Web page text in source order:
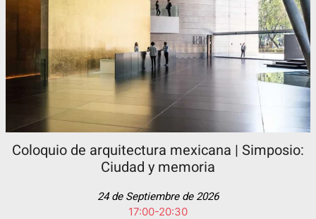
Coloquio de arquitectura mexicana | Simposio:
Ciudad y memoria
24 de Septiembre de 2026
17:00-20:30